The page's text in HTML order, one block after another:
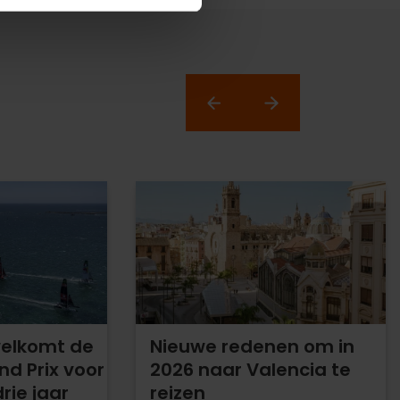
de
Prix voor
jaar
Nieuwe redenen om in
2026 naar Valencia te
reizen